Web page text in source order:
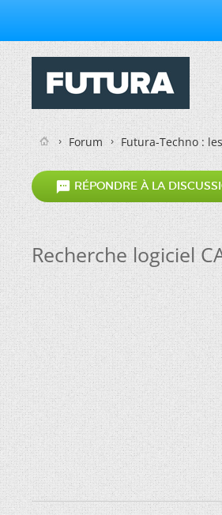
Forum Futura-Techno :
 RÉPONDRE À LA
Recherche logiciel